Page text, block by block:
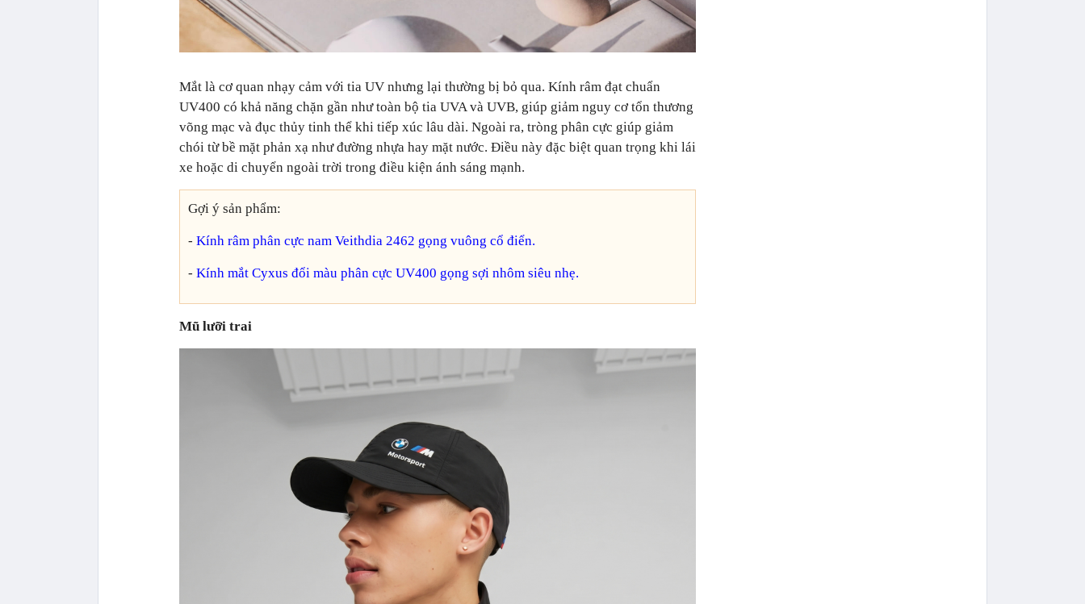
Mắt là cơ quan nhạy cảm với tia UV nhưng lại thường bị bỏ qua. Kính râm đạt chuẩn
UV400 có khả năng chặn gần như toàn bộ tia UVA và UVB, giúp giảm nguy cơ tổn thương
võng mạc và đục thủy tinh thể khi tiếp xúc lâu dài. Ngoài ra, tròng phân cực giúp giảm
chói từ bề mặt phản xạ như đường nhựa hay mặt nước. Điều này đặc biệt quan trọng khi lái
xe hoặc di chuyển ngoài trời trong điều kiện ánh sáng mạnh.
Gợi ý sản phẩm:
- Kính râm phân cực nam Veithdia 2462 gọng vuông cổ điển.
- Kính mắt Cyxus đổi màu phân cực UV400 gọng sợi nhôm siêu nhẹ.
Mũ lưỡi trai